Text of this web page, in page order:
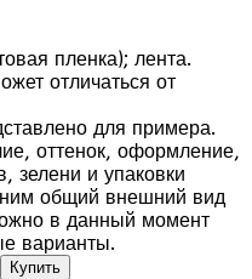
пленка); лента.
отличаться от
для примера.
оттенок, оформление,
зелени и упаковки
общий внешний вид
в данный момент
варианты.